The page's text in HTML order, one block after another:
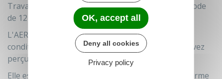
Travail (anciennement Pôle emploi) pour une période
de 12 mois.
L'AER est reconduite ensuite dans les mêmes
conditions que lors de la 1èreattribution, si vous avez
perçu l'allocation avant le 1
janvier 2011.
Elle est versée chaque mois par France Travail à terme
OK, accept all
Deny all cookies
Privacy policy